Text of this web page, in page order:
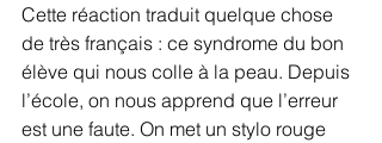
Cette réaction traduit quelque chose
de très français : ce syndrome du bon
élève qui nous colle à la peau. Depuis
l’école, on nous apprend que l’erreur
est une faute. On met un stylo rouge